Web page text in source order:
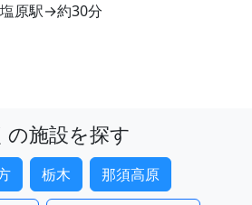
塩原駅→約30分
の施設を探す
栃木 那須高原